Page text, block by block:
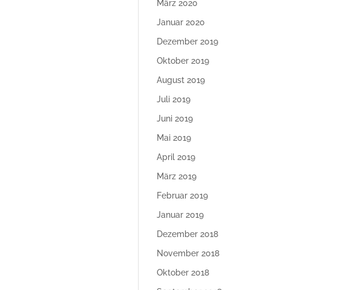
März 2020
Januar 2020
Dezember 2019
Oktober 2019
August 2019
Juli 2019
Juni 2019
Mai 2019
April 2019
März 2019
Februar 2019
Januar 2019
Dezember 2018
November 2018
Oktober 2018